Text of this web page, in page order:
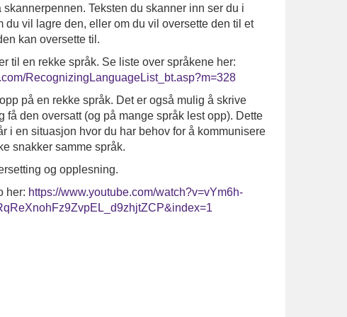
skannerpennen. Teksten du skanner inn ser du i
du vil lagre den, eller om du vil oversette den til et
kan oversette til.
til en rekke språk. Se liste over språkene her:
RecognizingLanguageList_bt.asp?m=328
på en rekke språk. Det er også mulig å skrive
få den oversatt (og på mange språk lest opp). Dette
i en situasjon hvor du har behov for å kommunisere
snakker samme språk.
og opplesning.
her: https://www.youtube.com/watch?v=vYm6h-